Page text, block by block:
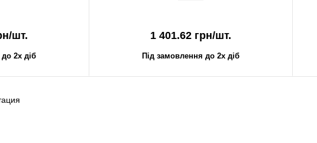
шт.
2х діб
1 401.62 грн/шт.
Під замовлення до 2х діб